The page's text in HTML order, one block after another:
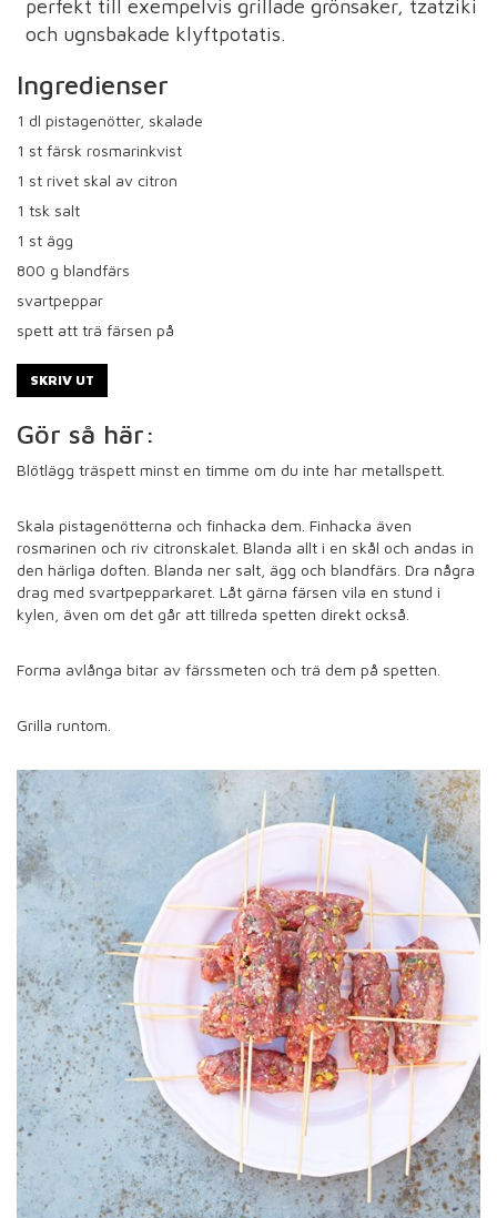
perfekt till exempelvis grillade grönsaker, tzatziki
och ugnsbakade klyftpotatis.
Ingredienser
1 dl pistagenötter, skalade
1 st färsk rosmarinkvist
1 st rivet skal av citron
1 tsk salt
1 st ägg
800 g blandfärs
svartpeppar
spett att trä färsen på
SKRIV UT
Gör så här:
Blötlägg träspett minst en timme om du inte har metallspett.
Skala pistagenötterna och finhacka dem. Finhacka även
rosmarinen och riv citronskalet. Blanda allt i en skål och andas in
den härliga doften. Blanda ner salt, ägg och blandfärs. Dra några
drag med svartpepparkaret. Låt gärna färsen vila en stund i
kylen, även om det går att tillreda spetten direkt också.
Forma avlånga bitar av färssmeten och trä dem på spetten.
Grilla runtom.